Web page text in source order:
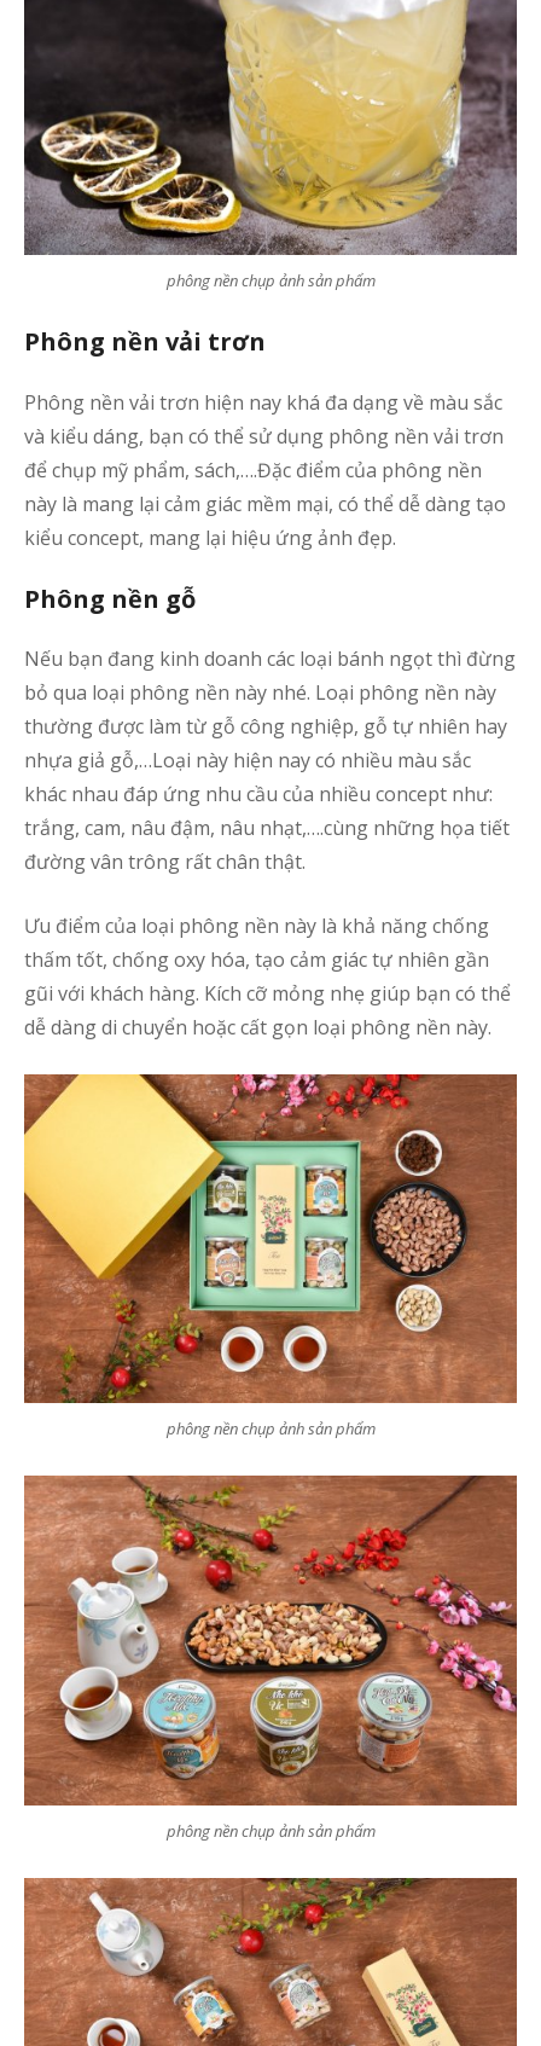
phông nền chụp ảnh sản phẩm
Phông nền vải trơn
Phông nền vải trơn hiện nay khá đa dạng về màu sắc
và kiểu dáng, bạn có thể sử dụng phông nền vải trơn
để chụp mỹ phẩm, sách,….Đặc điểm của phông nền
này là mang lại cảm giác mềm mại, có thể dễ dàng tạo
kiểu concept, mang lại hiệu ứng ảnh đẹp.
Phông nền gỗ
Nếu bạn đang kinh doanh các loại bánh ngọt thì đừng
bỏ qua loại phông nền này nhé. Loại phông nền này
thường được làm từ gỗ công nghiệp, gỗ tự nhiên hay
nhựa giả gỗ,…Loại này hiện nay có nhiều màu sắc
khác nhau đáp ứng nhu cầu của nhiều concept như:
trắng, cam, nâu đậm, nâu nhạt,….cùng những họa tiết
đường vân trông rất chân thật.
Ưu điểm của loại phông nền này là khả năng chống
thấm tốt, chống oxy hóa, tạo cảm giác tự nhiên gần
gũi với khách hàng. Kích cỡ mỏng nhẹ giúp bạn có thể
dễ dàng di chuyển hoặc cất gọn loại phông nền này.
phông nền chụp ảnh sản phẩm
phông nền chụp ảnh sản phẩm